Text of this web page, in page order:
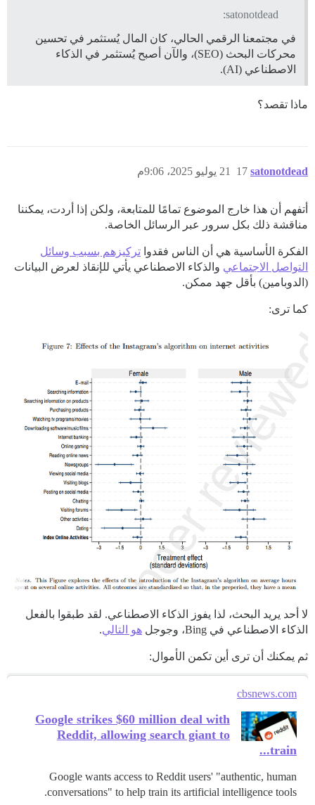
satonotdead:
في مجتمعنا الرقمي الحالي، كان المال يُستثمر في تحسين
محركات البحث (SEO)، والآن أصبح يُستثمر في الذكاء
الاصطناعي (AI).
ماذا تقصد؟
satonotdead 21 يوليو 2025، 9:06م 17
أتفهم أن هذا خارج الموضوع تمامًا للمتابعة، ولكن إذا أردت، يمكننا
مناقشة ذلك بكل سرور عبر الرسائل الخاصة.
الفكرة الأساسية هي أن الناس فقدوا تركيزهم بسبب وسائل
التواصل الاجتماعي والذكاء الاصطناعي يأتي للإنقاذ لعرض البيانات
(الدوبامين) بأقل جهد ممكن.
كما ترى:
لا أحد يريد البحث، لذا يفوز الذكاء الاصطناعي. لقد طبقوا بالفعل
الذكاء الاصطناعي في Bing، وجوجل
هو التالي.
ثم يمكنك أن ترى أين تكمن الأموال:
cbsnews.com
Google strikes $60 million deal with
Reddit, allowing search giant to
train...
Google wants access to Reddit users' "authentic, human
conversations" to help train its artificial intelligence tools.